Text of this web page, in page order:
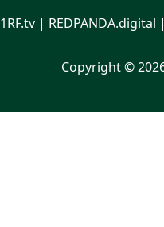
1RF.tv| REDPANDA.digital
Copyright ©